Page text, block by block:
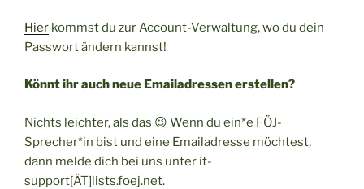
Hier kommst du zur Account-Verwaltung, wo du dein
Passwort ändern kannst!
Könnt ihr auch neue Emailadressen erstellen?
Nichts leichter, als das 😉 Wenn du ein*e FÖJ-
Sprecher*in bist und eine Emailadresse möchtest,
dann melde dich bei uns unter it-
support[ÄT]lists.foej.net.